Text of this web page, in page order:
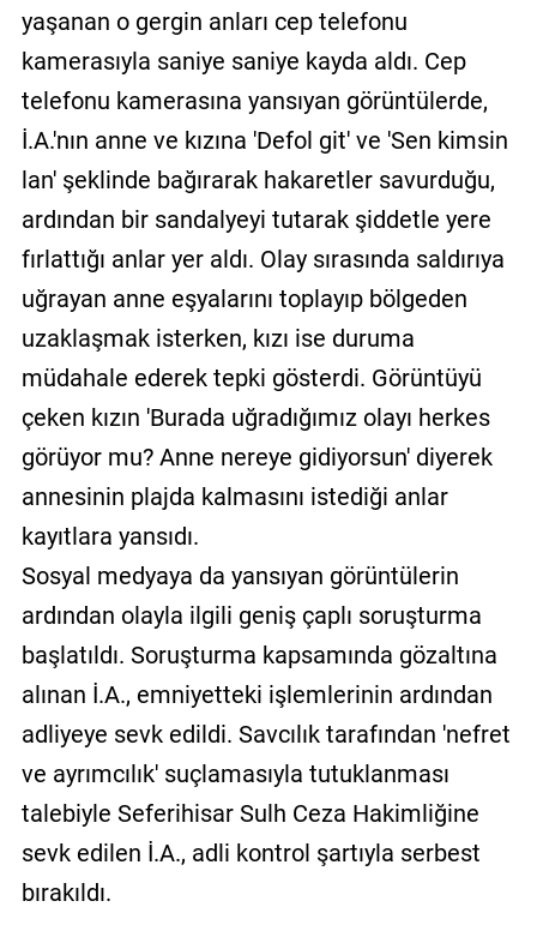
yaşanan o gergin anları cep telefonu
kamerasıyla saniye saniye kayda aldı. Cep
telefonu kamerasına yansıyan görüntülerde,
İ.A.'nın anne ve kızına 'Defol git' ve 'Sen kimsin
lan' şeklinde bağırarak hakaretler savurduğu,
ardından bir sandalyeyi tutarak şiddetle yere
fırlattığı anlar yer aldı. Olay sırasında saldırıya
uğrayan anne eşyalarını toplayıp bölgeden
uzaklaşmak isterken, kızı ise duruma
müdahale ederek tepki gösterdi. Görüntüyü
çeken kızın 'Burada uğradığımız olayı herkes
görüyor mu? Anne nereye gidiyorsun' diyerek
annesinin plajda kalmasını istediği anlar
kayıtlara yansıdı.
Sosyal medyaya da yansıyan görüntülerin
ardından olayla ilgili geniş çaplı soruşturma
başlatıldı. Soruşturma kapsamında gözaltına
alınan İ.A., emniyetteki işlemlerinin ardından
adliyeye sevk edildi. Savcılık tarafından 'nefret
ve ayrımcılık' suçlamasıyla tutuklanması
talebiyle Seferihisar Sulh Ceza Hakimliğine
sevk edilen İ.A., adli kontrol şartıyla serbest
bırakıldı.